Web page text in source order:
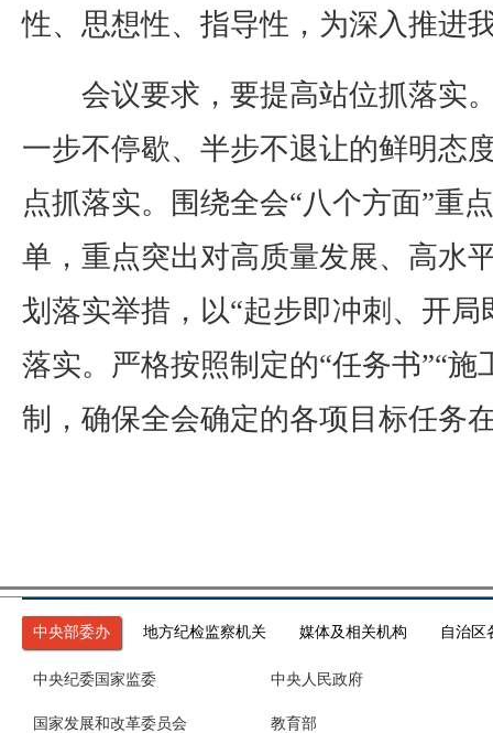
性、思想性、指导性，为深入推进
会议要求，要提高站位抓落实。
一步不停歇、半步不退让的鲜明态
点抓落实。围绕全会“八个方面”重
单，重点突出对高质量发展、高水
划落实举措，以“起步即冲刺、开
落实。严格按照制定的“任务书”“
制，确保全会确定的各项目标任务
中央部委办 地方纪检监察机关 媒体及相关机构 自治区
中央纪委国家监委 中央人民政府
国家发展和改革委员会 教育部